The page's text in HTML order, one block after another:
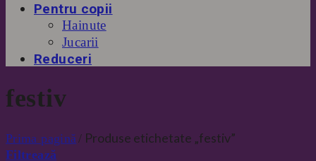
Pentru copii
Hainute
Jucarii
Reduceri
festiv
Prima pagină/ Produse etichetate „festiv”
Filtrează